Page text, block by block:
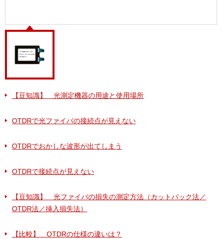
【豆知識】 光測定機器の用途と使用場所
OTDRで光ファイバの接続点が見えない
OTDRでおかしな波形が出てしまう
OTDRで接続点が見えない
【豆知識】 光ファイバの損失の測定方法（カットバック法／
OTDR法／挿入損失法）
【比較】 OTDRの仕様の違いは？